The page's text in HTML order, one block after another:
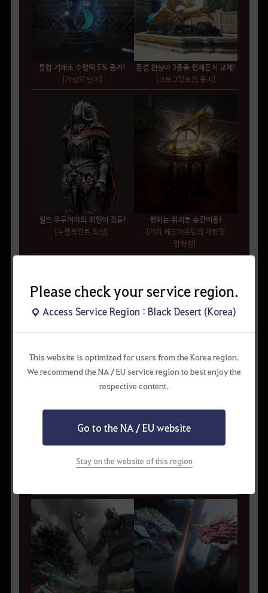
Please check your service region.
Access Service Region : Black Desert (Korea)
This website is optimized for users from the Korea region.
We recommend the NA / EU service region to best enjoy the
respective content.
Go to the NA / EU website
Stay on the website of this region
통합 거래소 수령액 5% 증가!
[거상의 반지]
꿈결 환상마 3종을 언제든지 교체!
[크로그달로의 둥지]
월드 우두머리의 외형이 깃든!
[누벨릭칸트 의상]
원하는 위치로 순간이동!
[라피 베드마운틴의 개량형
망원경]
마차 동력이 무한대!
나 홀로 도전 & 다른 모험가와
협동!
월드 우두머리 레이드부터 협동형 던전까지, 웅장한 여정이